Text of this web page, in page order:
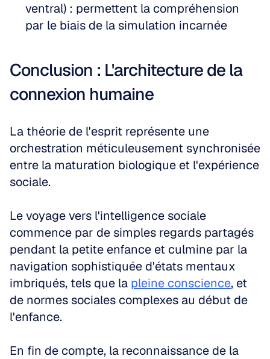
ventral) : permettent la compréhension
par le biais de la simulation incarnée
Conclusion : L'architecture de la
connexion humaine
La théorie de l'esprit représente une
orchestration méticuleusement synchronisée
entre la maturation biologique et l'expérience
sociale.
Le voyage vers l'intelligence sociale
commence par de simples regards partagés
pendant la petite enfance et culmine par la
navigation sophistiquée d'états mentaux
imbriqués, tels que la pleine conscience, et
de normes sociales complexes au début de
l'enfance.
En fin de compte, la reconnaissance de la